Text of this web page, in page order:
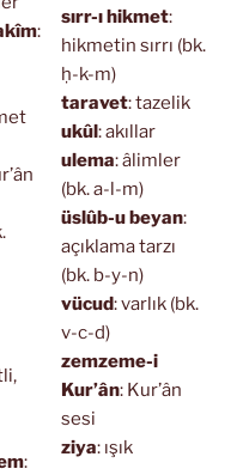
:
:
sırr-ı hikmet:
hikmetin sırrı (bk.
ḥ-k-m)
taravet: tazelik
ukûl: akıllar
ulema: âlimler
(bk. a-l-m)
üslûb-u beyan:
açıklama tarzı
(bk. b-y-n)
vücud: varlık (bk.
v-c-d)
zemzeme-i
Kur’ân: Kur’ân
sesi
ziya: ışık